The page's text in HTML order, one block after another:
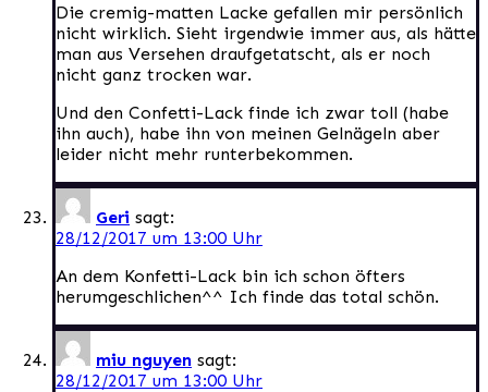
Die cremig-matten Lacke gefallen mir persönlich
nicht wirklich. Sieht irgendwie immer aus, als hätte
man aus Versehen draufgetatscht, als er noch
nicht ganz trocken war.
Und den Confetti-Lack finde ich zwar toll (habe
ihn auch), habe ihn von meinen Gelnägeln aber
leider nicht mehr runterbekommen.
Geri sagt:
28/12/2017 um 13:00 Uhr
An dem Konfetti-Lack bin ich schon öfters
herumgeschlichen^^ Ich finde das total schön.
miu nguyen sagt:
28/12/2017 um 13:00 Uhr